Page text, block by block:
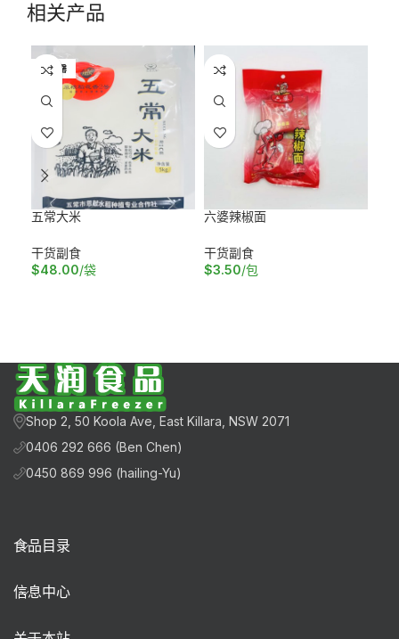
相关产品
已售罄
五常大米
干货副食
$48.00/袋
六婆辣椒面
干货副食
$3.50/包
Shop 2, 50 Koola Ave, East Killara, NSW 2071
0406 292 666 (Ben Chen)
0450 869 996 (hailing-Yu)
食品目录
信息中心